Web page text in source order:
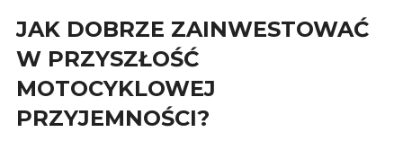
JAK DOBRZE ZAINWESTOWAĆ
W PRZYSZŁOŚĆ
MOTOCYKLOWEJ
PRZYJEMNOŚCI?